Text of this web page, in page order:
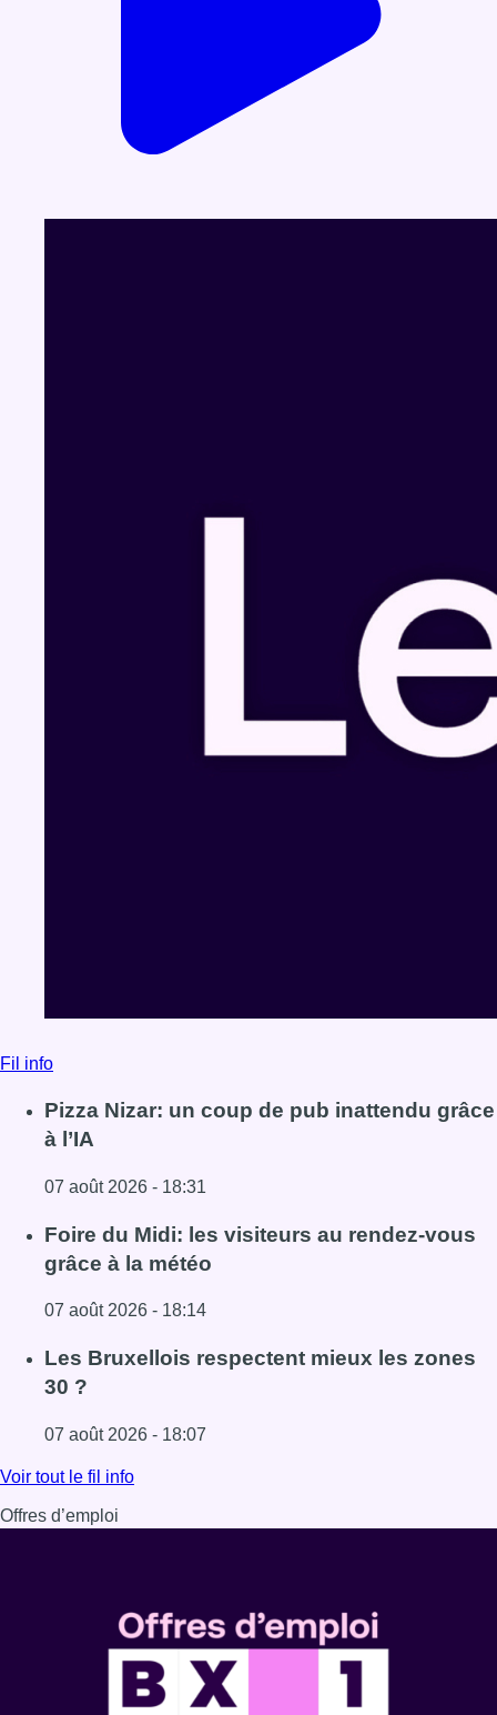
Fil info
Pizza Nizar: un coup de pub inattendu grâce
à l’IA
07 août 2026 - 18:31
Lire l'article Pizza Nizar: un coup de pub inattendu grâce
Foire du Midi: les visiteurs au rendez-vous
grâce à la météo
07 août 2026 - 18:14
Lire l'article Foire du Midi: les visiteurs au rendez-vous
Les Bruxellois respectent mieux les zones
30 ?
07 août 2026 - 18:07
Lire l'article Les Bruxellois respectent mieux les zones 30
Voir tout le fil info
Offres d’emploi